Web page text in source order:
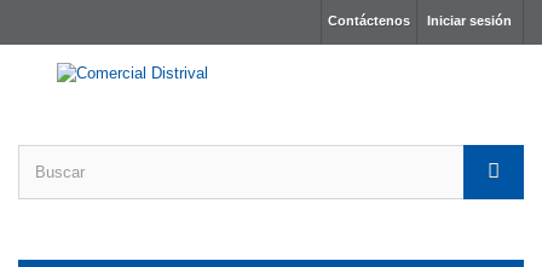
Iniciar sesión
Contáctenos